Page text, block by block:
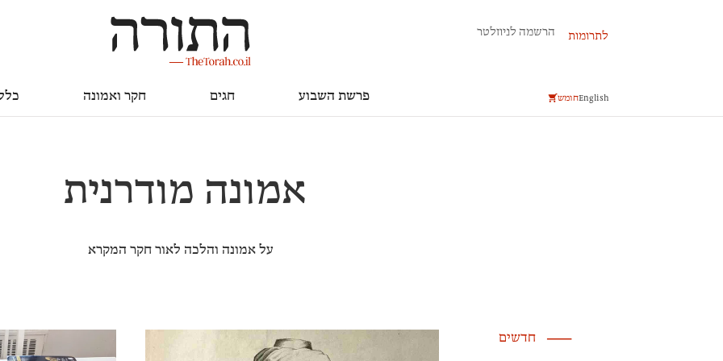
לתרומות הרשמה לניוזלטר
פרשת השבוע חגים חקר ואמונה Englishחומש
חקר ואמונה כללי
אמונה מודרנית
על אמונה והלכה לאור חקר המקרא
חדשים